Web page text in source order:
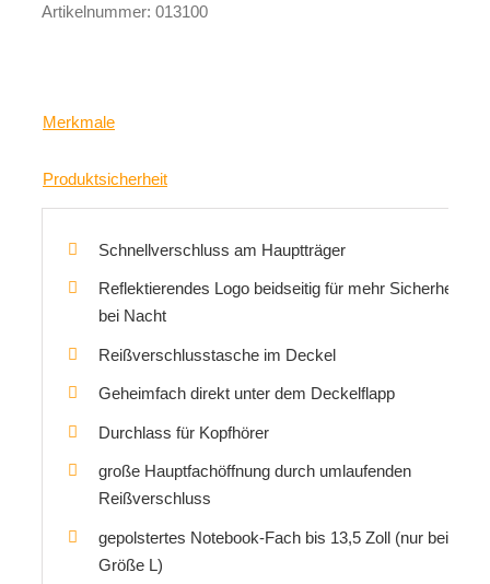
Menge
Artikelnummer: 013100
Merkmale
Produktsicherheit
Schnellverschluss am Hauptträger
Reflektierendes Logo beidseitig für mehr Sicherheit
bei Nacht
Reißverschlusstasche im Deckel
Geheimfach direkt unter dem Deckelflapp
Durchlass für Kopfhörer
große Hauptfachöffnung durch umlaufenden
Reißverschluss
gepolstertes Notebook-Fach bis 13,5 Zoll (nur bei
Größe L)